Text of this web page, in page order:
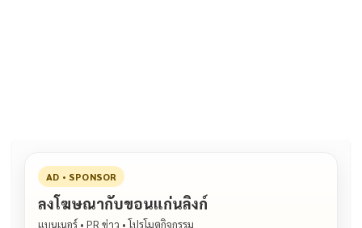
AD • SPONSOR
ลงโฆษณากับขอนแก่นลิงก์
แบนเนอร์ • PR ข่าว • โปรโมตกิจกรรม